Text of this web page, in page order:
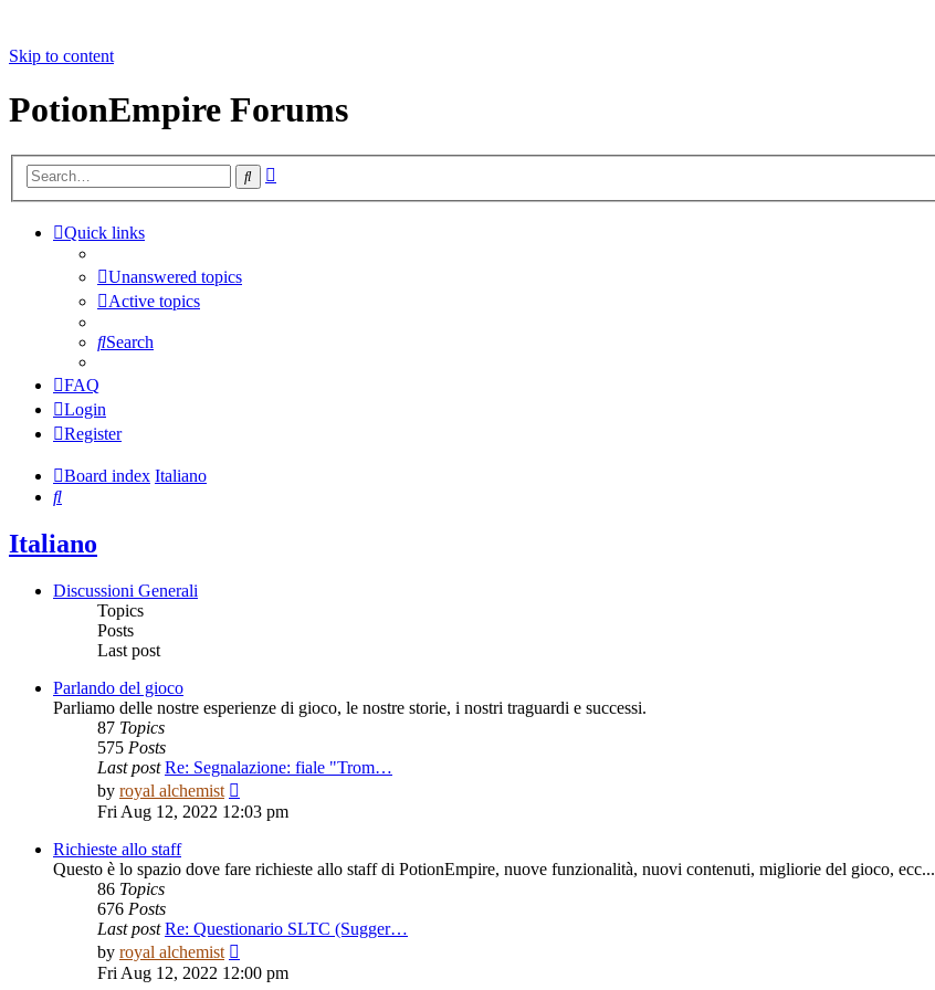
Skip to content
PotionEmpire Forums
Search
Quick links
Unanswered topics
Active topics
Search
FAQ
Login
Register
Board index Italiano
Search
Italiano
Discussioni Generali
Topics
Posts
Last post
Parlando del gioco
Parliamo delle nostre esperienze di gioco, le nostre storie, i nostri traguardi e successi.
87 Topics
575 Posts
Last post Re: Segnalazione: fiale "Trom…
by royal alchemist
the
latest
Fri Aug 12, 2022 12:03 pm
Richieste allo staff
Questo è lo spazio dove fare richieste allo staff di PotionEmpire, nuove funzionalità, nuovi contenuti, migliorie del gioco, ecc...
86 Topics
676 Posts
Last post Re: Questionario SLTC (Sugger…
by royal alchemist
the
Fri Aug 12, 2022 12:00 pm